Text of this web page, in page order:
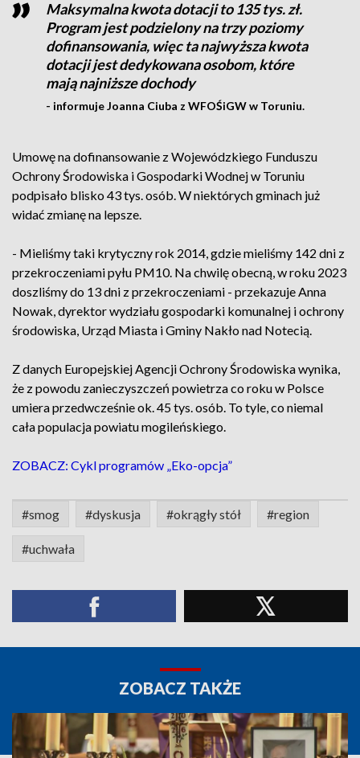
Maksymalna kwota dotacji to 135 tys. zł.
Program jest podzielony na trzy poziomy
dofinansowania, więc ta najwyższa kwota
dotacji jest dedykowana osobom, które
mają najniższe dochody
- informuje Joanna Ciuba z WFOŚiGW w Toruniu.
Umowę na dofinansowanie z Wojewódzkiego Funduszu
Ochrony Środowiska i Gospodarki Wodnej w Toruniu
podpisało blisko 43 tys. osób. W niektórych gminach już
widać zmianę na lepsze.
- Mieliśmy taki krytyczny rok 2014, gdzie mieliśmy 142 dni z
przekroczeniami pyłu PM10. Na chwilę obecną, w roku 2023
doszliśmy do 13 dni z przekroczeniami - przekazuje Anna
Nowak, dyrektor wydziału gospodarki komunalnej i ochrony
środowiska, Urząd Miasta i Gminy Nakło nad Notecią.
Z danych Europejskiej Agencji Ochrony Środowiska wynika,
że z powodu zanieczyszczeń powietrza co roku w Polsce
umiera przedwcześnie ok. 45 tys. osób. To tyle, co niemal
cała populacja powiatu mogileńskiego.
ZOBACZ: Cykl programów „Eko-opcja”
#smog #dyskusja #okrągły stół #region
#uchwała
ZOBACZ TAKŻE